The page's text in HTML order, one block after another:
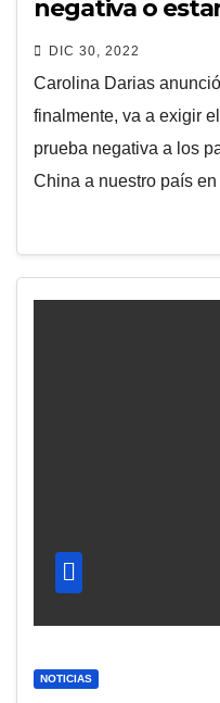
negativa o
persona
quiera entrar a
DIC 30, 2022
Carolina Darias
finalmente, va a exigir
prueba negativa a los
China a nuestro país
NOTICIAS